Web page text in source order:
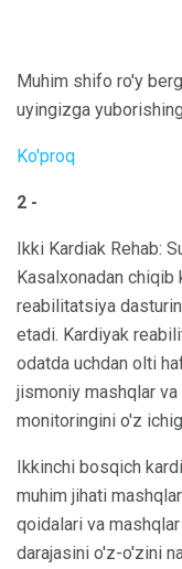
Muhim shifo ro'y
uyingizga
Ko'proq
2 -
Ikki Kardiak Rehab:
Kasalxonadan chiqib
reabilitatsiya
etadi. Kardiyak
odatda uchdan olti
jismoniy mashqlar
monitoringini o'z
Ikkinchi bosqich
muhim jihati
qoidalari va
darajasini o'z-o'zini